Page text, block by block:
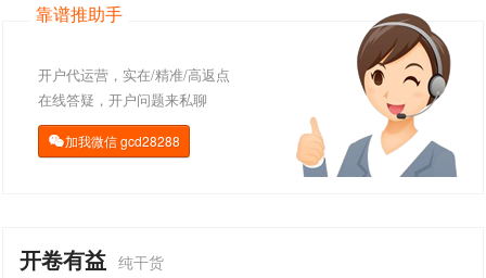
靠谱推助手
开户代运营，实在/精准/高返点
在线答疑，开户问题来私聊
加我微信gcd28288
开卷有益 纯干货